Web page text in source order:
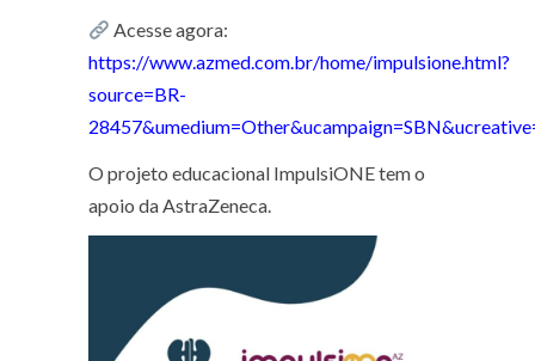
Acesse agora:
https://www.azmed.com.br/home/impulsione.html?
source=BR-
O projeto educacional ImpulsiONE tem o
apoio da AstraZeneca.